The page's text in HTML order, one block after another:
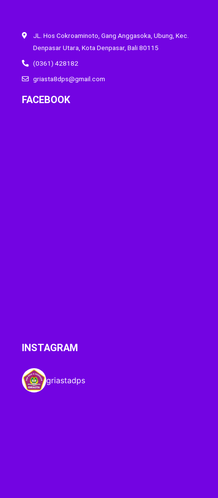
JL. Hos Cokroaminoto, Gang Anggasoka, Ubung, Kec.
Denpasar Utara, Kota Denpasar, Bali 80115
(0361) 428182
griasta8dps@gmail.com
FACEBOOK
INSTAGRAM
griastadps